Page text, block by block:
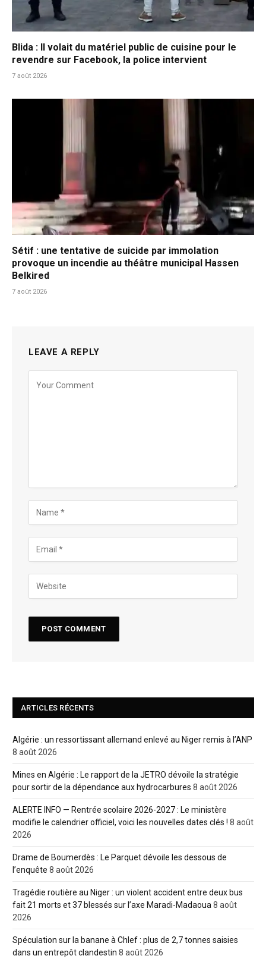
Blida : Il volait du matériel public de cuisine pour le
revendre sur Facebook, la police intervient
7 août 2026
Sétif : une tentative de suicide par immolation
provoque un incendie au théâtre municipal Hassen
Belkired
7 août 2026
LEAVE A REPLY
ARTICLES RÉCENTS
Algérie : un ressortissant allemand enlevé au Niger remis à l’ANP
8 août 2026
Mines en Algérie : Le rapport de la JETRO dévoile la stratégie
pour sortir de la dépendance aux hydrocarbures 8 août 2026
ALERTE INFO — Rentrée scolaire 2026-2027 : Le ministère
modifie le calendrier officiel, voici les nouvelles dates clés ! 8 août
2026
Drame de Boumerdès : Le Parquet dévoile les dessous de
l’enquête 8 août 2026
Tragédie routière au Niger : un violent accident entre deux bus
fait 21 morts et 37 blessés sur l’axe Maradi-Madaoua8 août
2026
Spéculation sur la banane à Chlef : plus de 2,7 tonnes saisies
dans un entrepôt clandestin 8 août 2026